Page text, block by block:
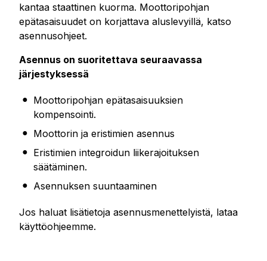
kantaa staattinen kuorma. Moottoripohjan
epätasaisuudet on korjattava aluslevyillä, katso
asennusohjeet.
Asennus on suoritettava seuraavassa
järjestyksessä
Moottoripohjan epätasaisuuksien
kompensointi.
Moottorin ja eristimien asennus
Eristimien integroidun liikerajoituksen
säätäminen.
Asennuksen suuntaaminen
Jos haluat lisätietoja asennusmenettelyistä, lataa
käyttöohjeemme.